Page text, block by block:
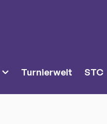
Turnierwelt STC